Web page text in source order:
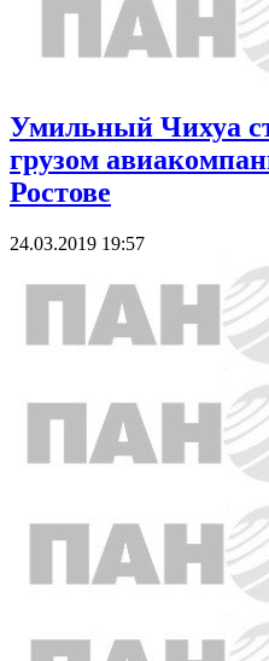
Умильный Чихуа
грузом
Ростове
24.03.2019 19:57